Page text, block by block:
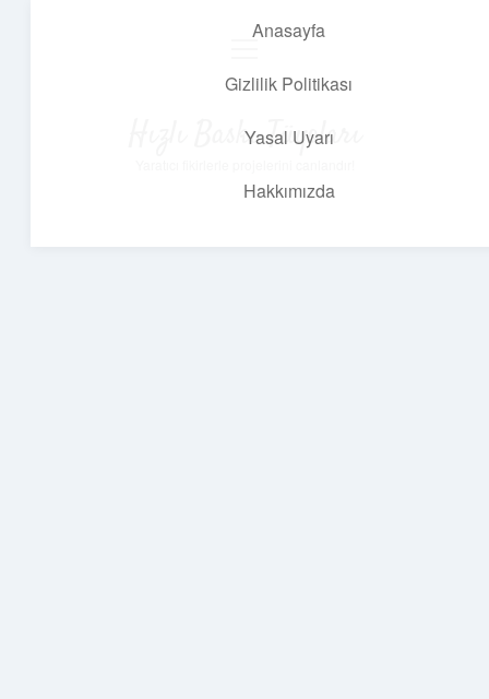
Anasayfa
Gizlilik Politikası
Yasal Uyarı
Hakkımızda
Hızlı Baskı Tüyoları